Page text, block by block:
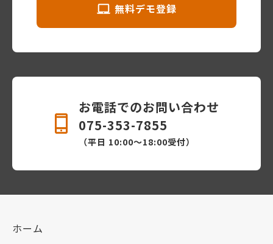
無料デモ登録
お電話でのお問い合わせ
075-353-7855
（平日 10:00〜18:00受付）
ホーム